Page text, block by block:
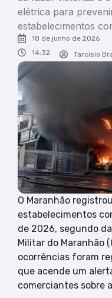
elétrica para
estabelecimentos
18 de junho de 2026
14:32
Tarcísio
O Maranhão
estabelecimentos
de 2026, segundo
Militar do Maranhão
ocorrências foram
que acende um
comerciantes sobre